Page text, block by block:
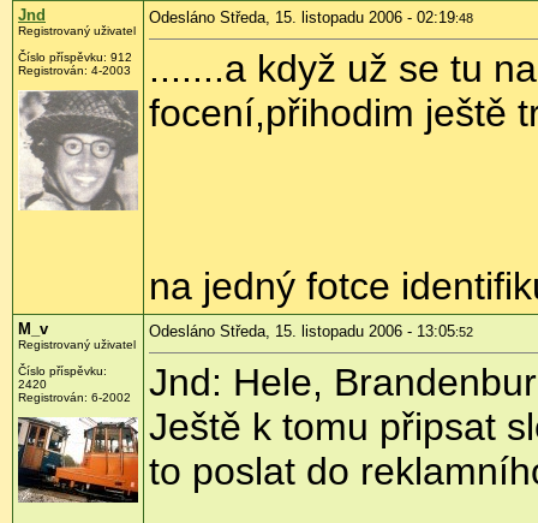
Jnd
Registrovaný uživatel
Číslo příspěvku: 912
Registrován: 4-2003
Odesláno Středa, 15. listopadu 2006 - 02:19:48
.......a když už se tu
focení,přihodim ještě
na jedný fotce
M_v
Registrovaný uživatel
Číslo příspěvku:
2420
Registrován: 6-2002
Odesláno Středa, 15. listopadu 2006 - 13:05:52
Jnd: Hele,
Ještě k tomu připsat
to poslat do